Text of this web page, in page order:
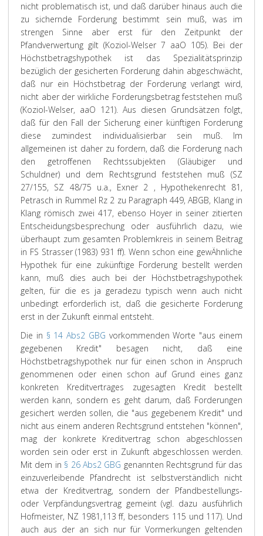
nicht problematisch ist, und daß darüber hinaus auch die
zu sichernde Forderung bestimmt sein muß, was im
strengen Sinne aber erst für den Zeitpunkt der
Pfandverwertung gilt (Koziol-Welser 7 aaO 105). Bei der
Höchstbetragshypothek ist das Spezialitätsprinzip
bezüglich der gesicherten Forderung dahin abgeschwächt,
daß nur ein Höchstbetrag der Forderung verlangt wird,
nicht aber der wirkliche Forderungsbetrag feststehen muß
(Koziol-Welser, aaO 121). Aus diesen Grundsätzen folgt,
daß für den Fall der Sicherung einer künftigen Forderung
diese zumindest individualisierbar sein muß. Im
allgemeinen ist daher zu fordern, daß die Forderung nach
den getroffenen Rechtssubjekten (Gläubiger und
Schuldner) und dem Rechtsgrund feststehen muß (SZ
27/155, SZ 48/75 u.a., Exner 2 , Hypothekenrecht 81,
Petrasch in Rummel Rz 2 zu Paragraph 449, ABGB, Klang in
Klang römisch zwei 417, ebenso Hoyer in seiner zitierten
Entscheidungsbesprechung oder ausführlich dazu, wie
überhaupt zum gesamten Problemkreis in seinem Beitrag
in FS Strasser (1983) 931 ff). Wenn schon eine gewÄhnliche
Hypothek für eine zukünftige Forderung bestellt werden
kann, muß dies auch bei der Höchstbetragshypothek
gelten, für die es ja geradezu typisch wenn auch nicht
unbedingt erforderlich ist, daß die gesicherte Forderung
erst in der Zukunft einmal entsteht.
Die in § 14 Abs2 GBG vorkommenden Worte "aus einem
gegebenen Kredit" besagen nicht, daß eine
Höchstbetragshypothek nur für einen schon in Anspruch
genommenen oder einen schon auf Grund eines ganz
konkreten Kreditvertrages zugesagten Kredit bestellt
werden kann, sondern es geht darum, daß Forderungen
gesichert werden sollen, die "aus gegebenem Kredit" und
nicht aus einem anderen Rechtsgrund entstehen "können",
mag der konkrete Kreditvertrag schon abgeschlossen
worden sein oder erst in Zukunft abgeschlossen werden.
Mit dem in § 26 Abs2 GBG genannten Rechtsgrund für das
einzuverleibende Pfandrecht ist selbstverständlich nicht
etwa der Kreditvertrag, sondern der Pfandbestellungs-
oder Verpfändungsvertrag gemeint (vgl. dazu ausführlich
Hofmeister, NZ 1981,113 ff, besonders 115 und 117). Und
auch aus der an sich nur für Vormerkungen geltenden